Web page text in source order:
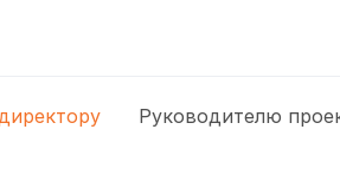
Руководителю